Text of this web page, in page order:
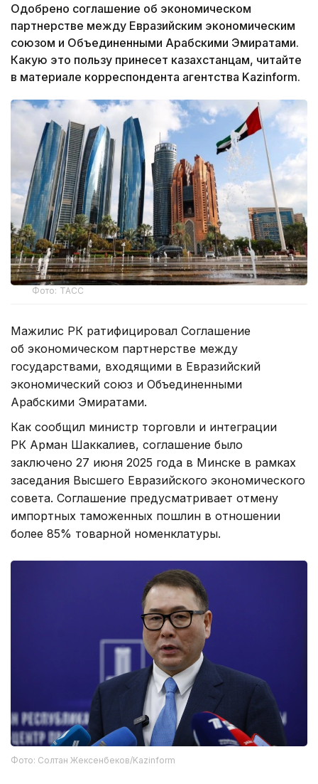
Одобрено соглашение об экономическом
партнерстве между Евразийским экономическим
союзом и Объединенными Арабскими Эмиратами.
Какую это пользу принесет казахстанцам, читайте
в материале корреспондента агентства Kazinform.
Фото: ТАСС
Мажилис РК ратифицировал Соглашение
об экономическом партнерстве между
государствами, входящими в Евразийский
экономический союз и Объединенными
Арабскими Эмиратами.
Как сообщил министр торговли и интеграции
РК Арман Шаккалиев, соглашение было
заключено 27 июня 2025 года в Минске в рамках
заседания Высшего Евразийского экономического
совета. Соглашение предусматривает отмену
импортных таможенных пошлин в отношении
более 85% товарной номенклатуры.
Фото: Солтан Жексенбеков/Kazinform